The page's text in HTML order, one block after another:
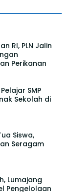
RI, PLN Jalin
Perikanan
SMP
Sekolah di
Siswa,
Seragam
Lumajang
Pengelolaan